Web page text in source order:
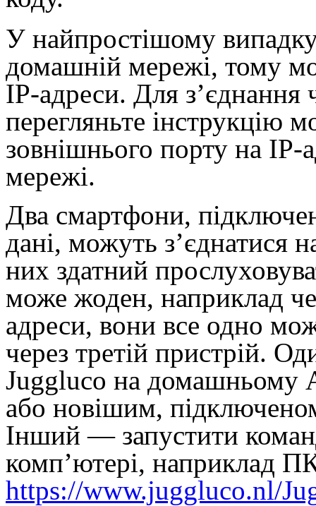
У найпростішому
домашній мережі, тому
IP-адреси. Для з’єднання
перегляньте інструкцію
зовнішнього порту на
мережі.
Два смартфони,
дані, можуть з’єднатися
них здатний
може жоден, наприклад
адреси, вони все одно
через третій пристрій.
Juggluco на домашньому
або новішим,
Інший — запустити
комп’ютері, наприклад
https://www.juggluco.nl/